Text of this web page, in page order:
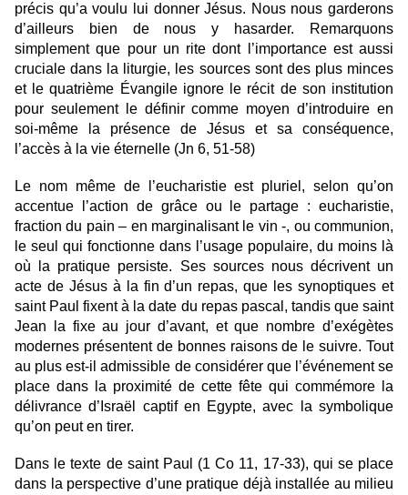
précis qu’a voulu lui donner Jésus. Nous nous garderons
d’ailleurs bien de nous y hasarder. Remarquons
simplement que pour un rite dont l’importance est aussi
cruciale dans la liturgie, les sources sont des plus minces
et le quatrième Évangile ignore le récit de son institution
pour seulement le définir comme moyen d’introduire en
soi-même la présence de Jésus et sa conséquence,
l’accès à la vie éternelle (Jn 6, 51-58)
Le nom même de l’eucharistie est pluriel, selon qu’on
accentue l’action de grâce ou le partage : eucharistie,
fraction du pain – en marginalisant le vin -, ou communion,
le seul qui fonctionne dans l’usage populaire, du moins là
où la pratique persiste. Ses sources nous décrivent un
acte de Jésus à la fin d’un repas, que les synoptiques et
saint Paul fixent à la date du repas pascal, tandis que saint
Jean la fixe au jour d’avant, et que nombre d’exégètes
modernes présentent de bonnes raisons de le suivre. Tout
au plus est-il admissible de considérer que l’événement se
place dans la proximité de cette fête qui commémore la
délivrance d’Israël captif en Egypte, avec la symbolique
qu’on peut en tirer.
Dans le texte de saint Paul (1 Co 11, 17-33), qui se place
dans la perspective d’une pratique déjà installée au milieu